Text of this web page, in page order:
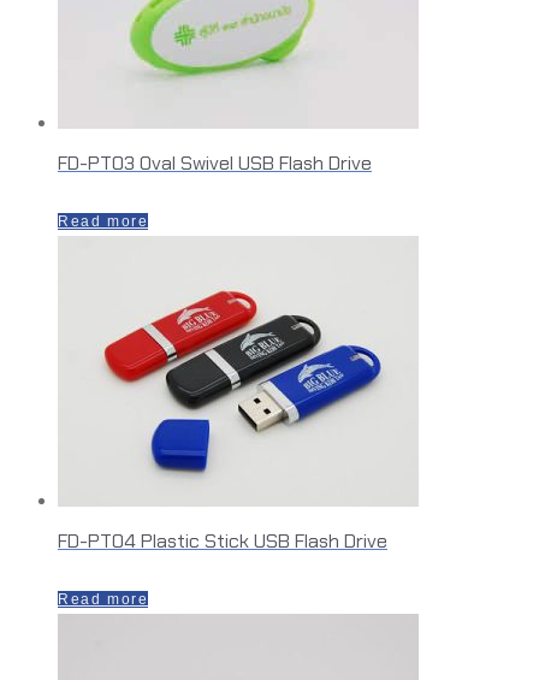
FD-PT03 Oval Swivel USB Flash Drive
Read more
FD-PT04 Plastic Stick USB Flash Drive
Read more